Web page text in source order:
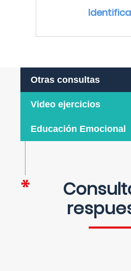
Otras consultas
Video ejercicios
Educación Emocional